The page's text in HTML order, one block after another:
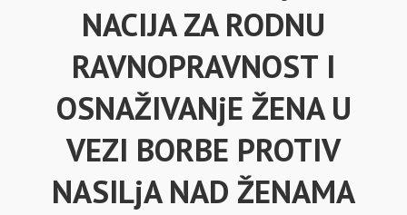
NACIJA ZA RODNU
RAVNOPRAVNOST I
OSNAŽIVANjE ŽENA U
VEZI BORBE PROTIV
NASILjA NAD ŽENAMA